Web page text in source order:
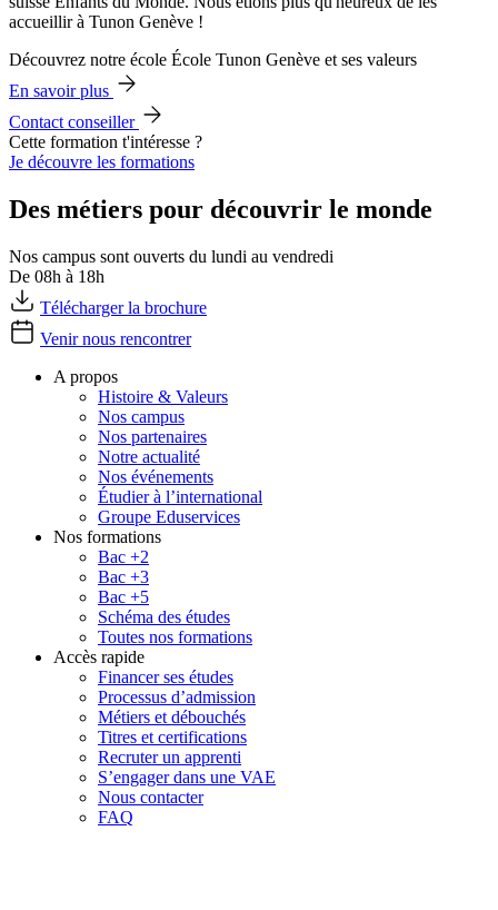
accueillir à Tunon Genève !
Découvrez notre école École Tunon Genève et ses valeurs
En savoir plus
Contact conseiller
Cette formation t'intéresse ?
Je découvre les formations
Des métiers pour découvrir le monde
Nos campus sont ouverts du lundi au vendredi
De 08h à 18h
Télécharger la brochure
Venir nous rencontrer
A propos
Histoire & Valeurs
Nos campus
Nos partenaires
Notre actualité
Nos événements
Étudier à l’international
Groupe Eduservices
Nos formations
Bac +2
Bac +3
Bac +5
Schéma des études
Toutes nos formations
Accès rapide
Financer ses études
Processus d’admission
Métiers et débouchés
Titres et certifications
Recruter un apprenti
S’engager dans une VAE
Nous contacter
FAQ